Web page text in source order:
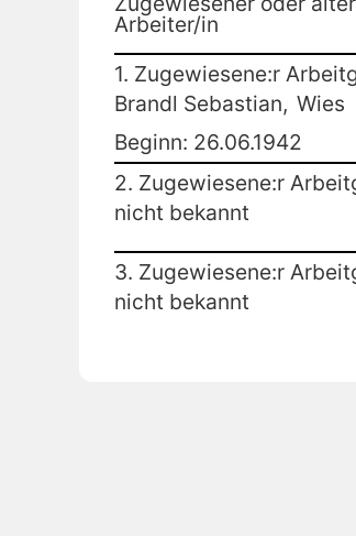
Arbeiter/in
1. Zugewiesene:r
Brandl Sebastian, Wies
Beginn: 26.06.1942
2. Zugewiesene:r
nicht bekannt
3. Zugewiesene:r
nicht bekannt